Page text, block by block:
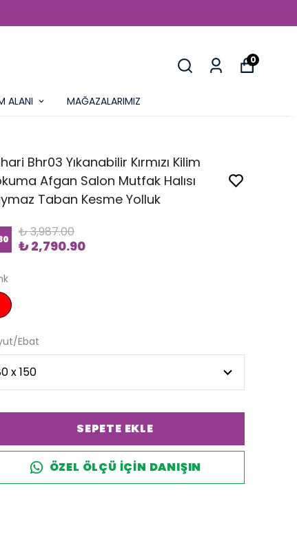
ALANI MAĞAZALARIMIZ
0
Bhr03 Yıkanabilir Kırmızı Kilim
Afgan Salon Mutfak Halısı
Taban Kesme Yolluk
₺ 3,987.00
₺ 2,790.90
Ebat
SEPETE EKLE
ÖZEL ÖLÇÜ IÇIN DANIŞIN